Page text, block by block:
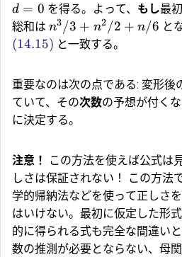
d = 0 を得る。よって、 もし最
総和は n3/3 + n2 /2 + n/6 と
(14.15) と一致する。
重要なのは次の点である: 変形後
ていて、その次数の予想が付く
に決定する。
注意！
この方法を使えば公式は
しさは保証されない！ この方法
学的帰納法などを使って正しさ
はいけない。最初に仮定した形
的に得られる式も完全な間違いと
数の推測が必要とならない、母